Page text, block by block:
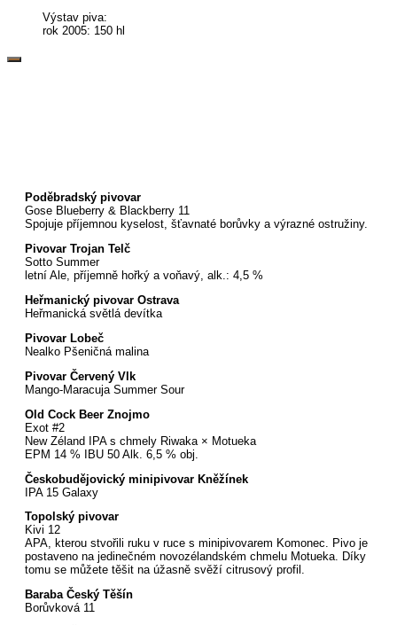
Výstav piva:
rok 2005: 150 hl
Poděbradský pivovar
Gose Blueberry & Blackberry 11
Spojuje příjemnou kyselost, šťavnaté borůvky a výrazné ostružiny.
Pivovar Trojan Telč
Sotto Summer
letní Ale, příjemně hořký a voňavý, alk.: 4,5 %
Heřmanický pivovar Ostrava
Heřmanická světlá devítka
Pivovar Lobeč
Nealko Pšeničná malina
Pivovar Červený Vlk
Mango-Maracuja Summer Sour
Old Cock Beer Znojmo
Exot #2
New Zéland IPA s chmely Riwaka × Motueka
EPM 14 % IBU 50 Alk. 6,5 % obj.
Českobudějovický minipivovar Kněžínek
IPA 15 Galaxy
Topolský pivovar
Kivi 12
APA, kterou stvořili ruku v ruce s minipivovarem Komonec. Pivo je
postaveno na jedinečném novozélandském chmelu Motueka. Díky
tomu se můžete těšit na úžasně svěží citrusový profil.
Baraba Český Těšín
Borůvková 11